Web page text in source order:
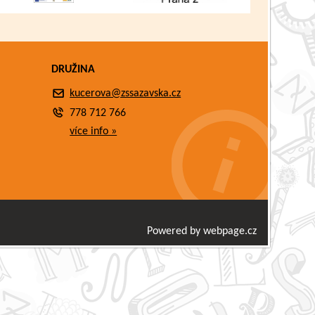
DRUŽINA
kucerova@zssazavska.cz
778 712 766
více info »
Powered by webpage.cz